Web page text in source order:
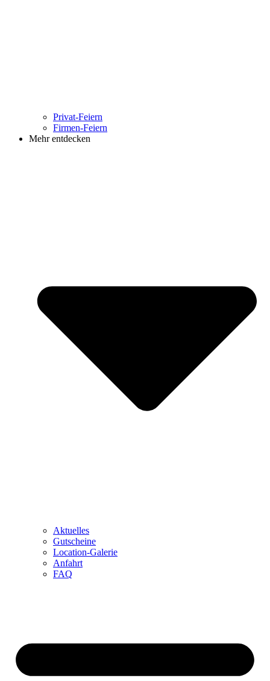
Privat-Feiern
Firmen-Feiern
Mehr entdecken
Aktuelles
Gutscheine
Location-Galerie
Anfahrt
FAQ